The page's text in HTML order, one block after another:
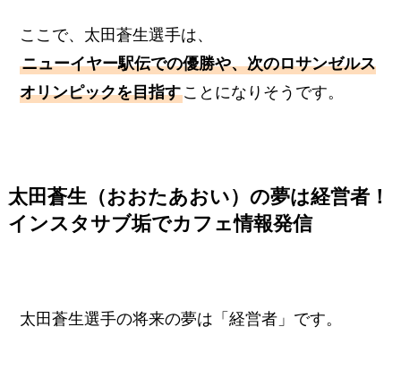
ここで、太田蒼生選手は、
ニューイヤー駅伝での優勝や、次のロサンゼルス
オリンピックを目指すことになりそうです。
太田蒼生（おおたあおい）の夢は経営者！
インスタサブ垢でカフェ情報発信
太田蒼生選手の将来の夢は「経営者」です。